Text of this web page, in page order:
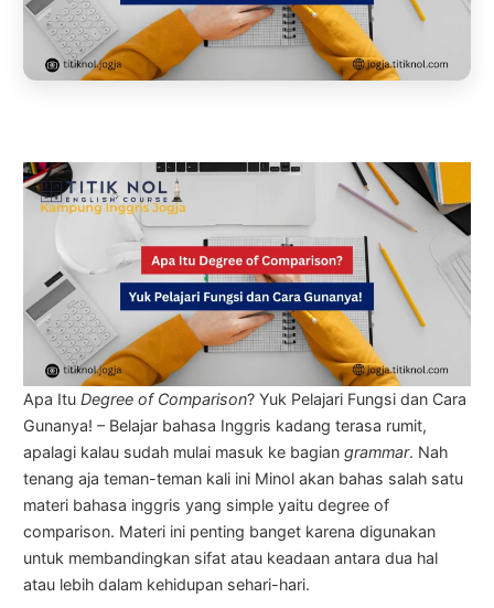
Apa Itu Degree of Comparison? Yuk Pelajari Fungsi dan Cara
Gunanya! – Belajar bahasa Inggris kadang terasa rumit,
apalagi kalau sudah mulai masuk ke bagiangrammar. Nah
tenang aja teman-teman kali ini Minol akan bahas salah satu
materi bahasa inggris yang simple yaitu degree of
comparison. Materi ini penting banget karena digunakan
untuk membandingkan sifat atau keadaan antara dua hal
atau lebih dalam kehidupan sehari-hari.